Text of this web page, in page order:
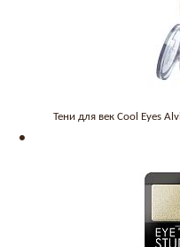
Тени для век Cool Eyes